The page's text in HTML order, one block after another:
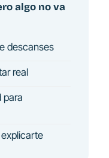
algo no va
descanses
real
para